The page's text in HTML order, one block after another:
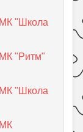
"Школа
"Ритм"
"Школа